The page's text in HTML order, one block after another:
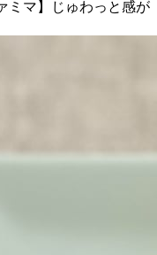
ミマ】じゅわっと感が